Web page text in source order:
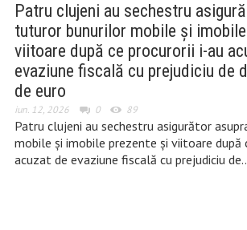
Patru clujeni au sechestru
tuturor bunurilor mobile și
viitoare după ce procurorii i-au
evaziune fiscală cu prejudiciu de
de euro
iun. 12, 2026 0 89
Patru clujeni au sechestru asigurător
mobile și imobile prezente și viitoare după
acuzat de evaziune fiscală cu prejudiciu